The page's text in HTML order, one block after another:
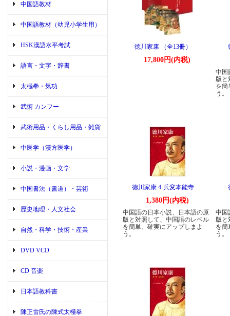
中国語教材
中国語教材（幼児小学生用）
HSK漢語水平考試
語言・文字・辞書
太極拳・気功
武術 カンフー
武術用品・くらし用品・雑貨
中医学（漢方医学）
小説・漫画・文学
中国書法（書道）・芸術
歴史地理・人文社会
自然・科学・技術・産業
DVD VCD
CD 音楽
日本語教科書
陳正雷氏の陳式太極拳
徳川家康 （全13冊）
17,800円(内税)
中国
版と
を簡
う。
徳川家康 4-兵変本能寺
1,380円(内税)
中国語の日本小説、日本語の原
版と対照して、中国語のレベル
を簡単、確実にアップしまよ
う。
中国
版と
を簡
う。